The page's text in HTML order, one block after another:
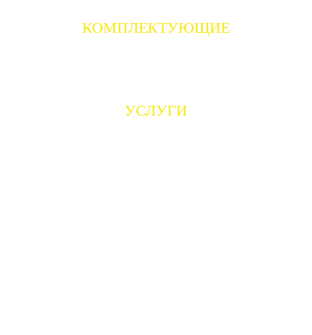
КОМПЛЕКТУЮЩИЕ
УСЛУГИ